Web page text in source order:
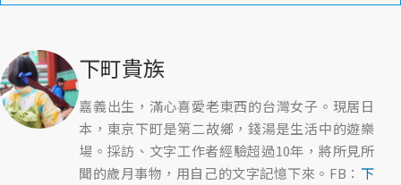
下町貴族
嘉義出生，滿心喜愛老東西的台灣女子。現居日
本，東京下町是第二故鄉，錢湯是生活中的遊樂
場。採訪、文字工作者經驗超過10年，將所見所
聞的歲月事物，用自己的文字記憶下來。FB： 下